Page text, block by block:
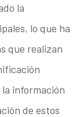
la
lo que ha
que realizan
información
de estos